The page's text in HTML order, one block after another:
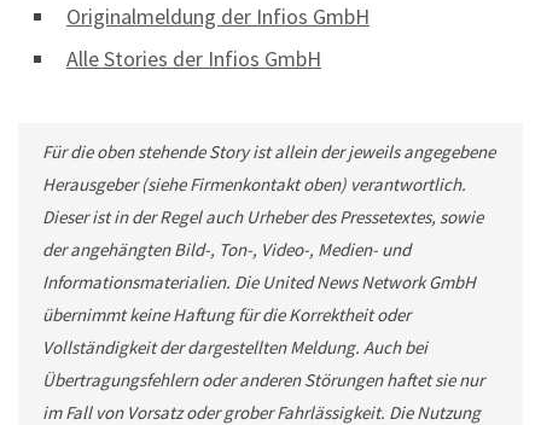
Originalmeldung der Infios GmbH
Alle Stories der Infios GmbH
Für die oben stehende Story ist allein der jeweils angegebene
Herausgeber (siehe Firmenkontakt oben) verantwortlich.
Dieser ist in der Regel auch Urheber des Pressetextes, sowie
der angehängten Bild-, Ton-, Video-, Medien- und
Informationsmaterialien. Die United News Network GmbH
übernimmt keine Haftung für die Korrektheit oder
Vollständigkeit der dargestellten Meldung. Auch bei
Übertragungsfehlern oder anderen Störungen haftet sie nur
im Fall von Vorsatz oder grober Fahrlässigkeit. Die Nutzung